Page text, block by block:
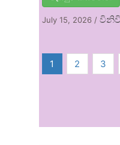
July 15, 2026 /
1 2 3